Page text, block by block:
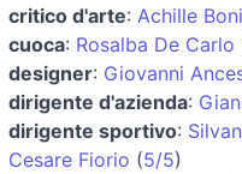
critico d'arte: Achille
cuoca: Rosalba De Carlo
designer: Giovanni
dirigente d'azienda:
dirigente sportivo:
Cesare Fiorio (5/5)